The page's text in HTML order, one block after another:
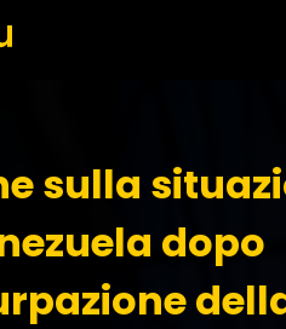
sulla
dopo